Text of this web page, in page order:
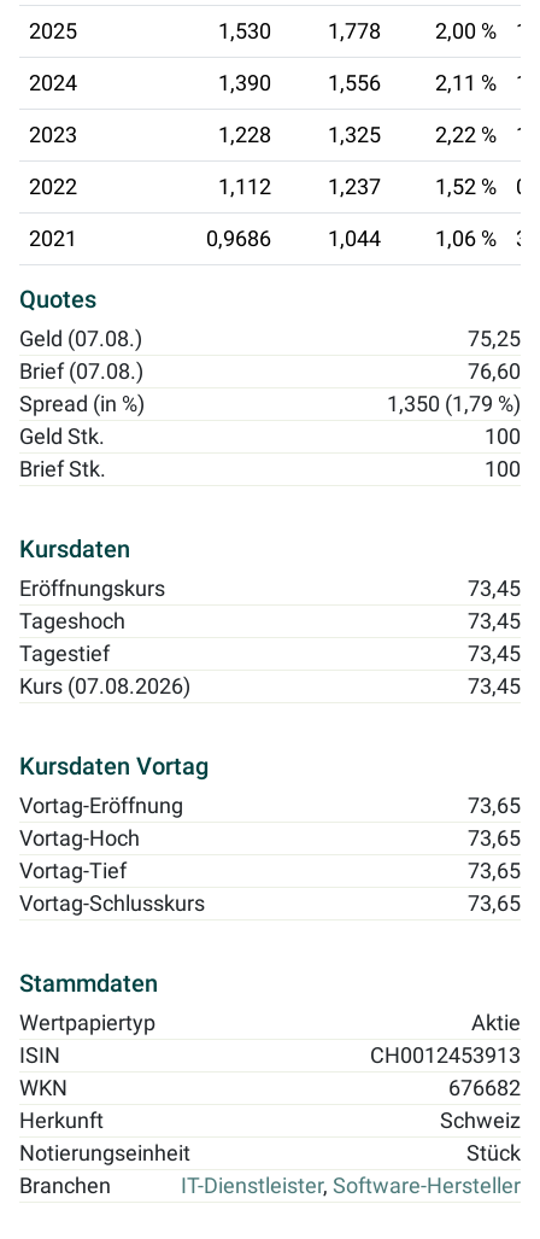
2025 1,530 1,778 2,00 %
2024 1,390 1,556 2,11 %
2023 1,228 1,325 2,22 %
2022 1,112 1,237 1,52 %
2021 0,9686 1,044 1,06 %
Quotes
Geld (07.08.)
75,25
Brief (07.08.)
76,60
Spread (in %)
1,350 (1,79 %)
Geld Stk.
100
Brief Stk.
100
Kursdaten
Eröffnungskurs
73,45
Tageshoch
73,45
Tagestief
73,45
Kurs (07.08.2026)
73,45
Kursdaten Vortag
Vortag-Eröffnung
73,65
Vortag-Hoch
73,65
Vortag-Tief
73,65
Vortag-Schlusskurs
73,65
Stammdaten
Wertpapiertyp
Aktie
ISIN
CH0012453913
WKN
676682
Herkunft
Schweiz
Notierungseinheit
Stück
Branchen
IT-Dienstleister, Software-Hersteller